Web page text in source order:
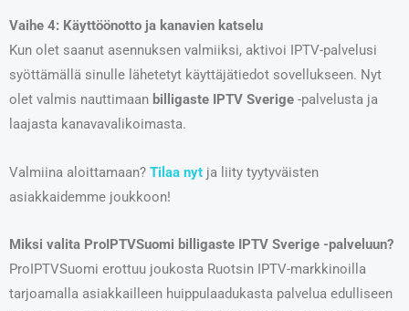
Vaihe 4: Käyttöönotto ja kanavien katselu
Kun olet saanut asennuksen valmiiksi, aktivoi IPTV-palvelusi
syöttämällä sinulle lähetetyt käyttäjätiedot sovellukseen. Nyt
olet valmis nauttimaan billigaste IPTV Sverige -palvelusta ja
laajasta kanavavalikoimasta.
Valmiina aloittamaan? Tilaa nyt ja liity tyytyväisten
asiakkaidemme joukkoon!
Miksi valita ProIPTVSuomi billigaste IPTV Sverige -palveluun?
ProIPTVSuomi erottuu joukosta Ruotsin IPTV-markkinoilla
tarjoamalla asiakkailleen huippulaadukasta palvelua edulliseen